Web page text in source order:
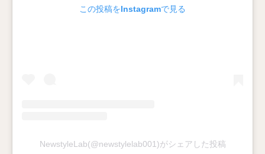
この投稿をInstagramで見る
NewstyleLab(@newstylelab001)がシェアした投稿